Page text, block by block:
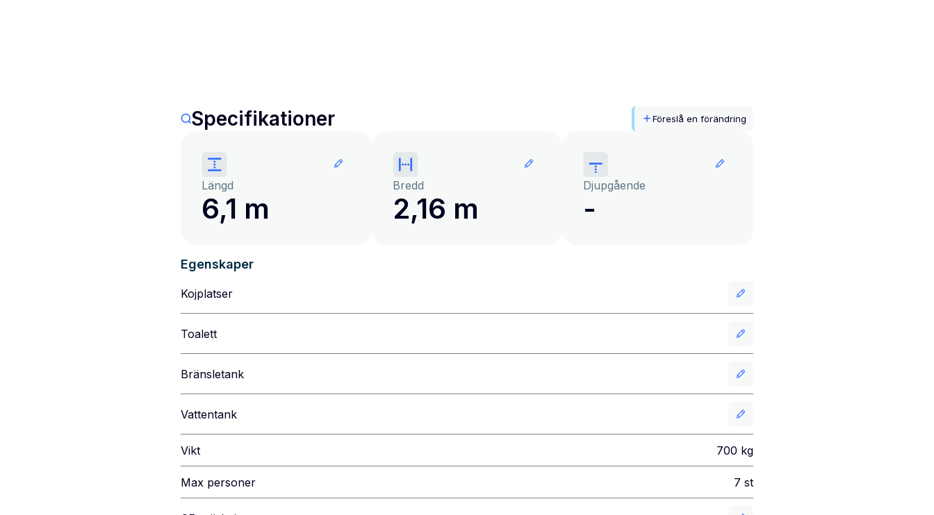
Specifikationer Föreslå en förändring
Längd
6,1 m
Bredd
2,16 m
Djupgående
-
Egenskaper
Kojplatser
Toalett
Bränsletank
Vattentank
Vikt 700 kg
Max personer 7 st